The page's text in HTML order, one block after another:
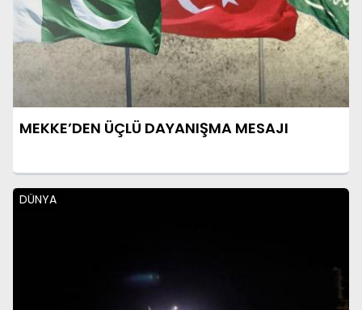
MEKKE’DEN ÜÇLÜ DAYANIŞMA MESAJI
DÜNYA